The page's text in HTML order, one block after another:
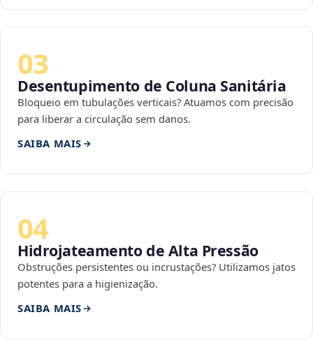
03
Desentupimento de Coluna Sanitária
Bloqueio em tubulações verticais? Atuamos com precisão
para liberar a circulação sem danos.
SAIBA MAIS
04
Hidrojateamento de Alta Pressão
Obstruções persistentes ou incrustações? Utilizamos jatos
potentes para a higienização.
SAIBA MAIS